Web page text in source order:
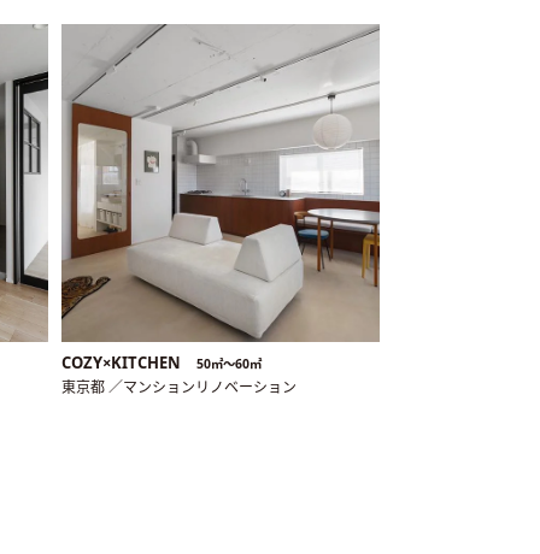
COZY×KITCHEN 50㎡〜60㎡
東京都 ／マンションリノベーション